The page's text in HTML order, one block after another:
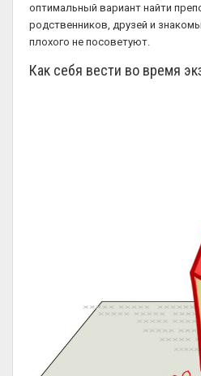
оптимальный вариант найти
родственников, друзей и
плохого не посоветуют.
Как себя вести во время